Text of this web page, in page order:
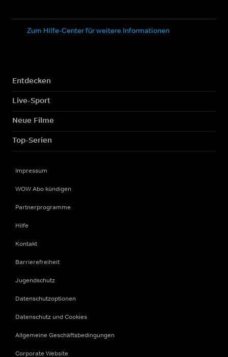
Zum Hilfe-Center für weitere Informationen
Entdecken
Live-Sport
Neue Filme
Top-Serien
Impressum
WOW Abo kündigen
Partnerprogramme
Hilfe
Kontakt
Barrierefreiheit
Jugendschutz
Datenschutzoptionen
Datenschutz und Cookies
Allgemeine Geschäftsbedingungen
Corporate Website